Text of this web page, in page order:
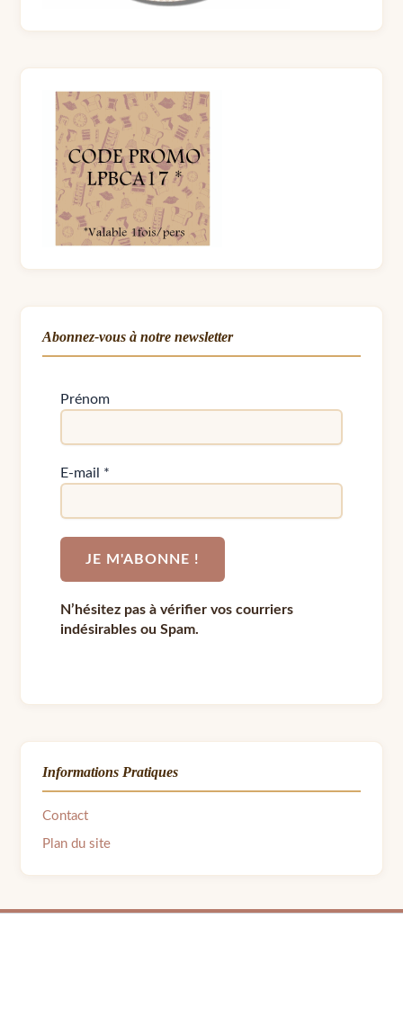
Abonnez-vous à notre newsletter
Prénom
E-mail *
N’hésitez pas à vérifier vos courriers
indésirables ou Spam.
Informations Pratiques
Contact
Plan du site